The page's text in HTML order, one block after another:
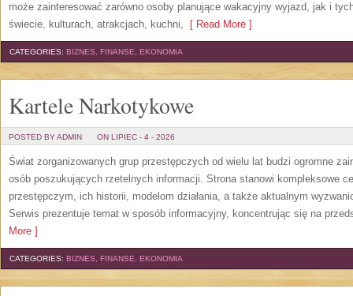
może zainteresować zarówno osoby planujące wakacyjny wyjazd, jak i
świecie, kulturach, atrakcjach, kuchni, [ Read More ]
CATEGORIES: BIZNES, FINANSE, EKONOMIA
Kartele Narkotykowe
POSTED BY ADMIN ON LIPIEC - 4 - 2026
Świat zorganizowanych grup przestępczych od wielu lat budzi ogromne
osób poszukujących rzetelnych informacji. Strona stanowi kompleksowe
przestępczym, ich historii, modelom działania, a także aktualnym
Serwis prezentuje temat w sposób informacyjny, koncentrując się na
More ]
CATEGORIES: BIZNES, FINANSE, EKONOMIA